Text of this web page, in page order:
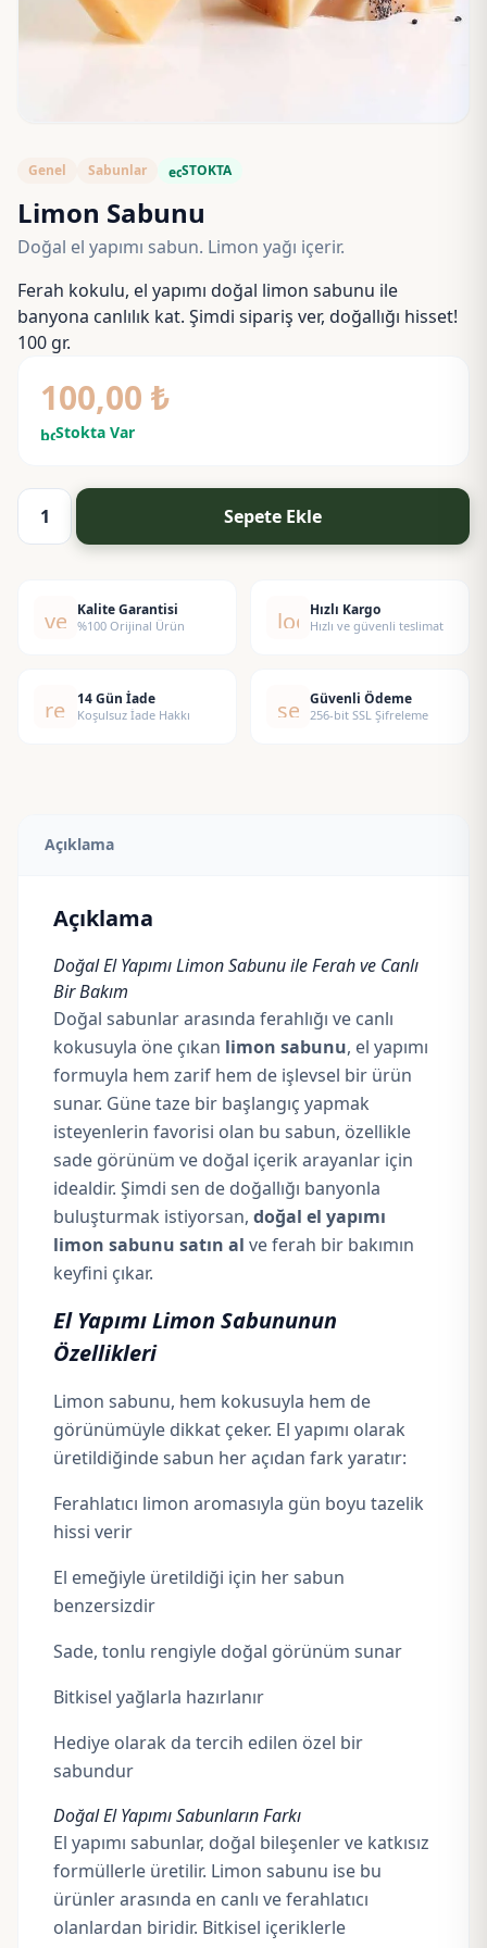
Genel Sabunlar ecoSTOKTA
Limon Sabunu
Doğal el yapımı sabun. Limon yağı içerir.
Ferah kokulu, el yapımı doğal limon sabunu ile
banyona canlılık kat. Şimdi sipariş ver, doğallığı hisset!
100 gr.
100,00 ₺
boltStokta Var
Limon
Sepete Ekle
verified
Kalite Garantisi
%100 Orijinal Ürün local_shipping
Hızlı Kargo
Hızlı ve güvenli teslimat
replay14 Gün İade
Koşulsuz İade Hakkı security
Güvenli Ödeme
256-bit SSL Şifreleme
Açıklama
Açıklama
Doğal El Yapımı Limon Sabunu ile Ferah ve Canlı
Bir Bakım
Doğal sabunlar arasında ferahlığı ve canlı
kokusuyla öne çıkan limon sabunu, el yapımı
formuyla hem zarif hem de işlevsel bir ürün
sunar. Güne taze bir başlangıç yapmak
isteyenlerin favorisi olan bu sabun, özellikle
sade görünüm ve doğal içerik arayanlar için
idealdir. Şimdi sen de doğallığı banyonla
buluşturmak istiyorsan, doğal el yapımı
limon sabunu satın al ve ferah bir bakımın
keyfini çıkar.
El Yapımı Limon Sabununun
Özellikleri
Limon sabunu, hem kokusuyla hem de
görünümüyle dikkat çeker. El yapımı olarak
üretildiğinde sabun her açıdan fark yaratır:
Ferahlatıcı limon aromasıyla gün boyu tazelik
hissi verir
El emeğiyle üretildiği için her sabun
benzersizdir
Sade, tonlu rengiyle doğal görünüm sunar
Bitkisel yağlarla hazırlanır
Hediye olarak da tercih edilen özel bir
sabundur
Doğal El Yapımı Sabunların Farkı
El yapımı sabunlar, doğal bileşenler ve katkısız
formüllerle üretilir. Limon sabunu ise bu
ürünler arasında en canlı ve ferahlatıcı
olanlardan biridir. Bitkisel içeriklerle